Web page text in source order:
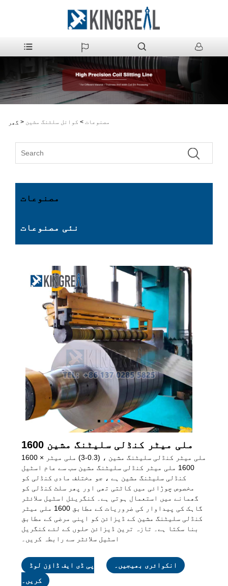
گھر > مصنوعات > کوائل سلٹنگ مشین
مصنوعات
نئی مصنوعات
1600 ملی میٹر کنڈلی سلیٹنگ مشین
1600 ملی میٹر کنڈلی سلیٹنگ مشین ، (0.3-3) ملی میٹر ×
1600 ملی میٹر کنڈلی سلیٹنگ مشین سب سے عام اسٹیل
کنڈلی سلیٹنگ مشین ہے ، جو مختلف مادی کنڈلی کو
مخصوص چوڑائی میں کاٹتی تھی اور پھر سلٹ کنڈلی کو
گھمانے میں استعمال ہوتی ہے۔ کنگریئل اسٹیل سلائٹر
گاہک کی پیداوار کی ضروریات کے مطابق 1600 ملی میٹر
کنڈلی سلیٹنگ مشین کے ڈیزائن کو اپنی مرضی کے مطابق
بنا سکتا ہے۔ تازہ ترین ڈیزائن حلوں کے لئے کنگریل
اسٹیل سلائٹر سے رابطہ کریں۔
انکوائری بھیجیں۔
پی ڈی ایف ڈاؤن لوڈ
کریں۔